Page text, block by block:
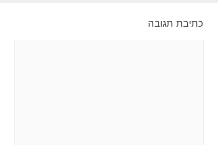
כתיבת תגובה